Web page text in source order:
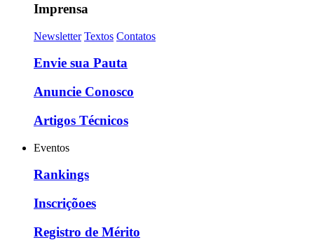
Imprensa
Newsletter Textos Contatos
Envie sua Pauta
Anuncie Conosco
Artigos Técnicos
Eventos
Rankings
Inscriçõoes
Registro de Mérito